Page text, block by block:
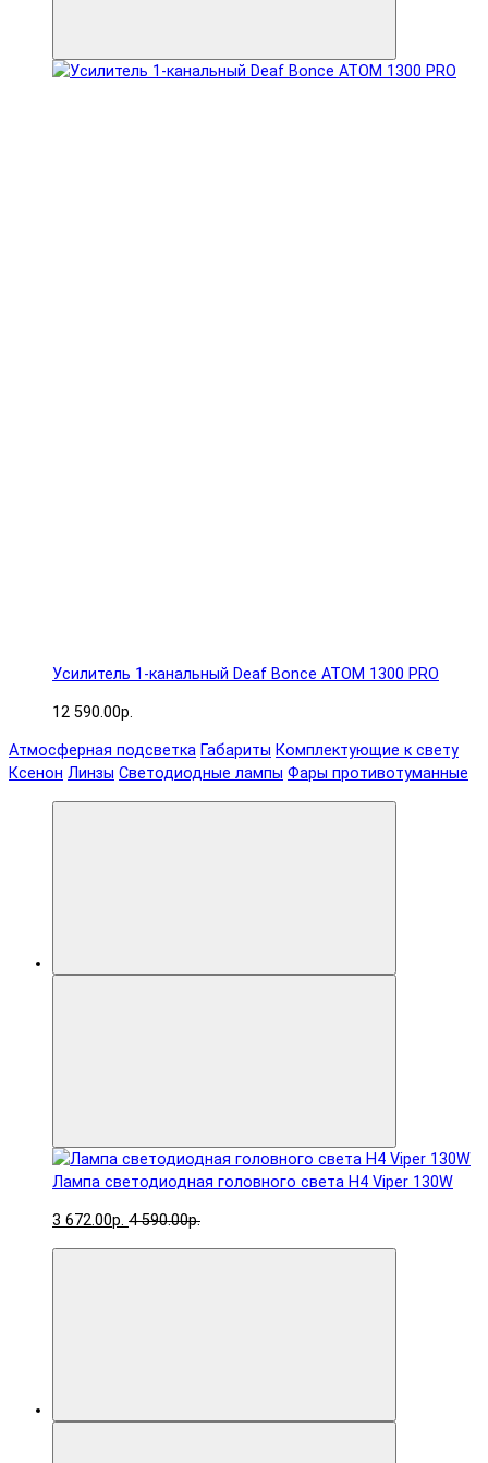
Усилитель 1-канальный Deaf Bonce ATOM 1300 PRO
12 590.00р.
Атмосферная подсветка Габариты Комплектующие к свету
Ксенон Линзы Светодиодные лампы Фары противотуманные
Лампа светодиодная головного света H4 Viper 130W
3 672.00р. 4 590.00р.